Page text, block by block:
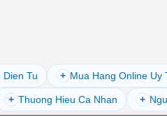
Dien Tu + Mua Hang Online Uy
+ Thuong Hieu Ca Nhan +